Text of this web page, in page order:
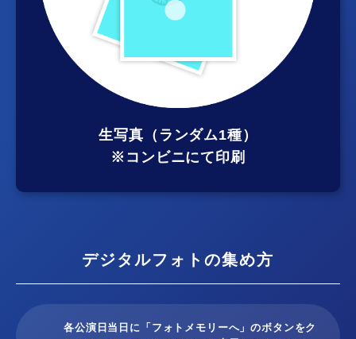
生写真（ランダム1種）
※コンビニにて印刷
デジタルフォトの集め方
各公演日当日に「フォトメモリーへ」のボタンをク